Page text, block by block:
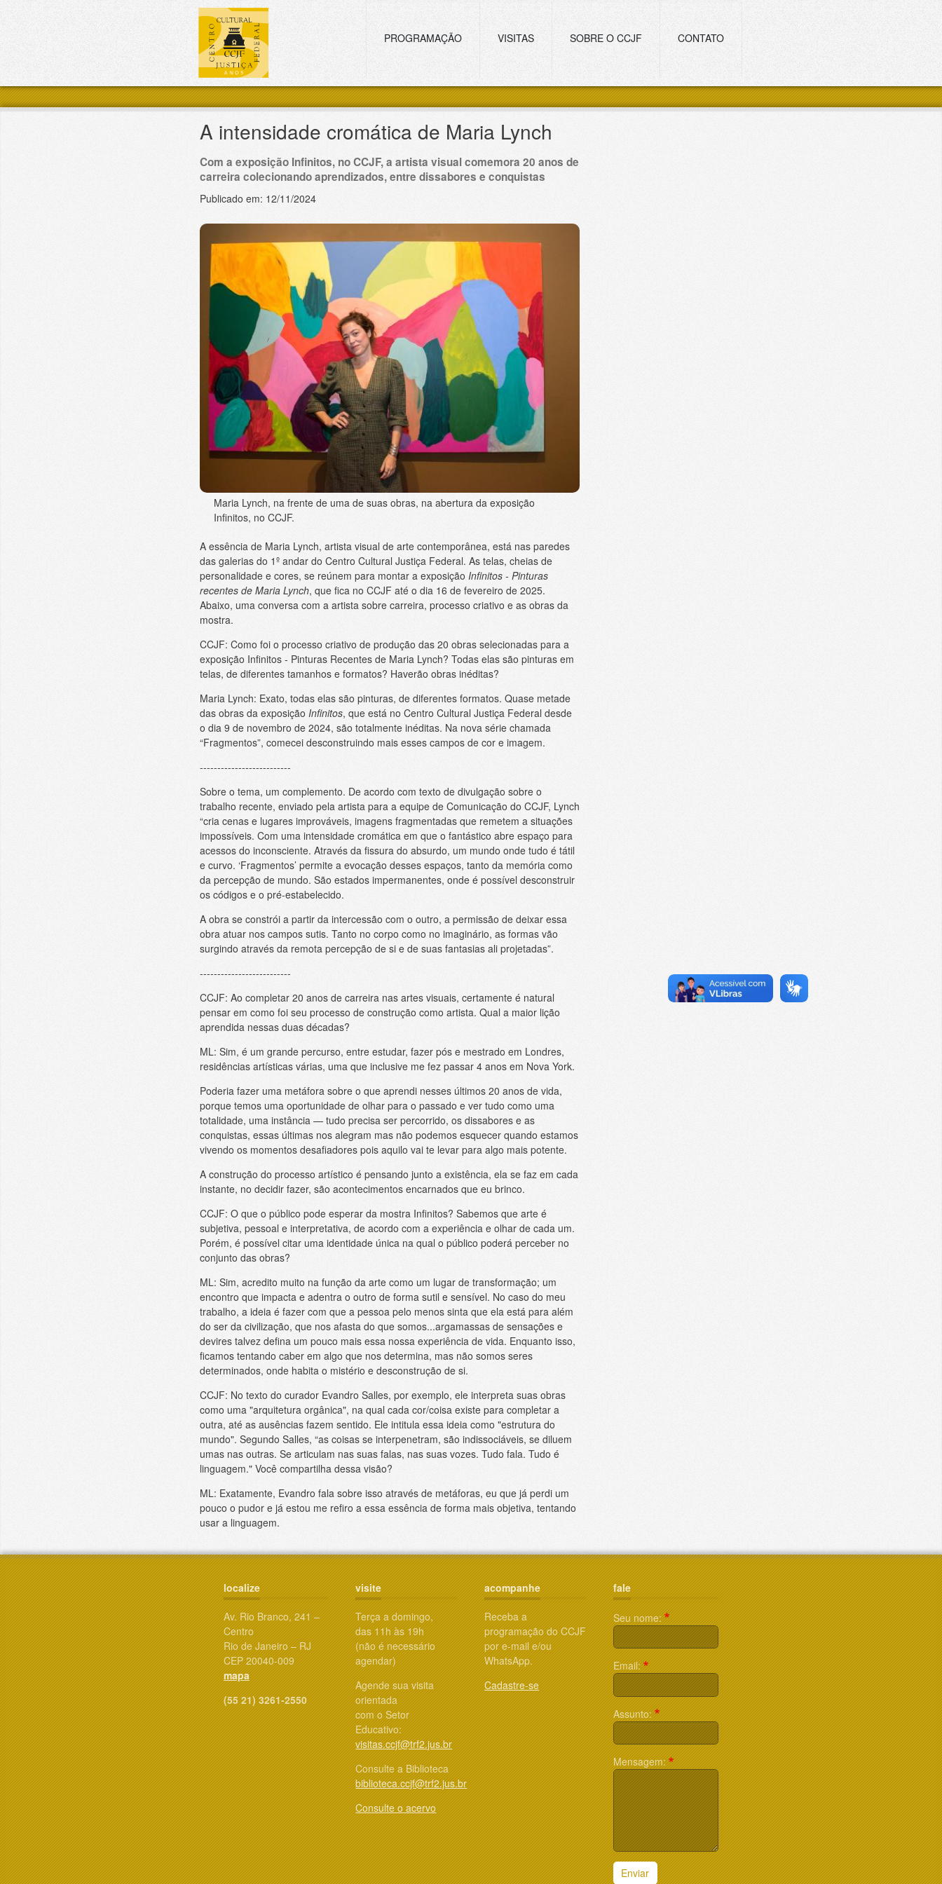
PROGRAMAÇÃO VISITAS SOBRE O CCJF CONTATO
A intensidade cromática de Maria Lynch
Com a exposição Infinitos, no CCJF, a artista visual comemora 20 anos de
carreira colecionando aprendizados, entre dissabores e conquistas
Publicado em: 12/11/2024
Maria Lynch, na frente de uma de suas obras, na abertura da exposição
Infinitos, no CCJF.
A essência de Maria Lynch, artista visual de arte contemporânea, está nas paredes
das galerias do 1º andar do Centro Cultural Justiça Federal. As telas, cheias de
personalidade e cores, se reúnem para montar a exposição Infinitos - Pinturas
recentes de Maria Lynch, que fica no CCJF até o dia 16 de fevereiro de 2025.
Abaixo, uma conversa com a artista sobre carreira, processo criativo e as obras da
mostra.
CCJF: Como foi o processo criativo de produção das 20 obras selecionadas para a
exposição Infinitos - Pinturas Recentes de Maria Lynch? Todas elas são pinturas em
telas, de diferentes tamanhos e formatos? Haverão obras inéditas?
Maria Lynch: Exato, todas elas são pinturas, de diferentes formatos. Quase metade
das obras da exposição Infinitos, que está no Centro Cultural Justiça Federal desde
o dia 9 de novembro de 2024, são totalmente inéditas. Na nova série chamada
“Fragmentos”, comecei desconstruindo mais esses campos de cor e imagem.
--------------------------
Sobre o tema, um complemento. De acordo com texto de divulgação sobre o
trabalho recente, enviado pela artista para a equipe de Comunicação do CCJF, Lynch
“cria cenas e lugares improváveis, imagens fragmentadas que remetem a situações
impossíveis. Com uma intensidade cromática em que o fantástico abre espaço para
acessos do inconsciente. Através da fissura do absurdo, um mundo onde tudo é tátil
e curvo. ‘Fragmentos’ permite a evocação desses espaços, tanto da memória como
da percepção de mundo. São estados impermanentes, onde é possível desconstruir
os códigos e o pré-estabelecido.
A obra se constrói a partir da intercessão com o outro, a permissão de deixar essa
obra atuar nos campos sutis. Tanto no corpo como no imaginário, as formas vão
surgindo através da remota percepção de si e de suas fantasias ali projetadas”.
--------------------------
CCJF: Ao completar 20 anos de carreira nas artes visuais, certamente é natural
pensar em como foi seu processo de construção como artista. Qual a maior lição
aprendida nessas duas décadas?
ML: Sim, é um grande percurso, entre estudar, fazer pós e mestrado em Londres,
residências artísticas várias, uma que inclusive me fez passar 4 anos em Nova York.
Poderia fazer uma metáfora sobre o que aprendi nesses últimos 20 anos de vida,
porque temos uma oportunidade de olhar para o passado e ver tudo como uma
totalidade, uma instância — tudo precisa ser percorrido, os dissabores e as
conquistas, essas últimas nos alegram mas não podemos esquecer quando estamos
vivendo os momentos desafiadores pois aquilo vai te levar para algo mais potente.
A construção do processo artístico é pensando junto a existência, ela se faz em cada
instante, no decidir fazer, são acontecimentos encarnados que eu brinco.
CCJF: O que o público pode esperar da mostra Infinitos? Sabemos que arte é
subjetiva, pessoal e interpretativa, de acordo com a experiência e olhar de cada um.
Porém, é possível citar uma identidade única na qual o público poderá perceber no
conjunto das obras?
ML: Sim, acredito muito na função da arte como um lugar de transformação; um
encontro que impacta e adentra o outro de forma sutil e sensível. No caso do meu
trabalho, a ideia é fazer com que a pessoa pelo menos sinta que ela está para além
do ser da civilização, que nos afasta do que somos...argamassas de sensações e
devires talvez defina um pouco mais essa nossa experiência de vida. Enquanto isso,
ficamos tentando caber em algo que nos determina, mas não somos seres
determinados, onde habita o mistério e desconstrução de si.
CCJF: No texto do curador Evandro Salles, por exemplo, ele interpreta suas obras
como uma "arquitetura orgânica", na qual cada cor/coisa existe para completar a
outra, até as ausências fazem sentido. Ele intitula essa ideia como "estrutura do
mundo". Segundo Salles, “as coisas se interpenetram, são indissociáveis, se diluem
umas nas outras. Se articulam nas suas falas, nas suas vozes. Tudo fala. Tudo é
linguagem." Você compartilha dessa visão?
ML: Exatamente, Evandro fala sobre isso através de metáforas, eu que já perdi um
pouco o pudor e já estou me refiro a essa essência de forma mais objetiva, tentando
usar a linguagem.
localize
Av. Rio Branco, 241 –
Centro
Rio de Janeiro – RJ
CEP 20040-009
mapa
(55 21) 3261-2550
visite
Terça a domingo,
das 11h às 19h
(não é necessário
agendar)
Agende sua visita
orientada
com o Setor
Educativo:
visitas.ccjf@trf2.jus.br
Consulte a Biblioteca
biblioteca.ccjf@trf2.jus.br
Consulte o acervo
acompanhe
Receba a
programação do CCJF
por e-mail e/ou
WhatsApp.
Cadastre-se
fale
Seu nome:
Email:
Assunto:
Mensagem:
Enviar